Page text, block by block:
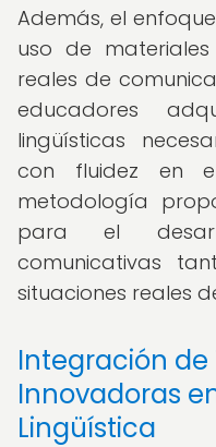
Además, el
uso de
reales de
educadores
lingüísticas
con fluidez en
metodología
para el
comunicativas
situaciones reales
Integración de
Innovadoras
Lingüística